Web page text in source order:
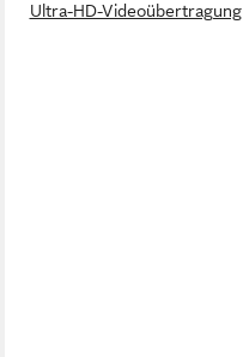
Ultra-HD-Videoübertragung